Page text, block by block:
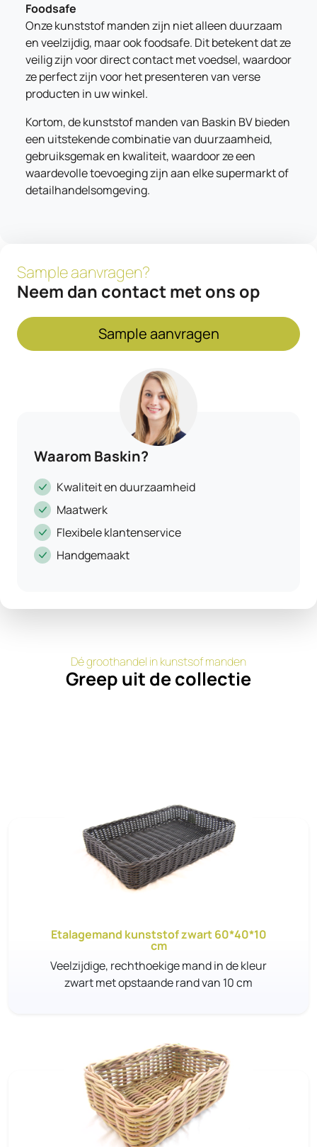
Foodsafe
Onze kunststof manden zijn niet alleen duurzaam
en veelzijdig, maar ook foodsafe. Dit betekent dat ze
veilig zijn voor direct contact met voedsel, waardoor
ze perfect zijn voor het presenteren van verse
producten in uw winkel.
Kortom, de kunststof manden van Baskin BV bieden
een uitstekende combinatie van duurzaamheid,
gebruiksgemak en kwaliteit, waardoor ze een
waardevolle toevoeging zijn aan elke supermarkt of
detailhandelsomgeving.
Sample aanvragen?
Neem dan contact met ons op
Sample aanvragen
Waarom Baskin?
Kwaliteit en duurzaamheid
Maatwerk
Flexibele klantenservice
Handgemaakt
Dé groothandel in kunstsof manden
Greep uit de collectie
Etalagemand kunststof zwart 60*40*10
cm
Veelzijdige, rechthoekige mand in de kleur
zwart met opstaande rand van 10 cm